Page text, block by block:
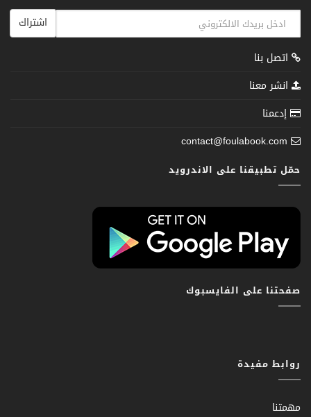
اشتراك
اتصل بنا
انشر معنا
إدعمنا
contact@foulabook.com
حمّل تطبيقنا على الاندرويد
صفحتنا على الفايسبوك
روابط مفيدة
مهمتنا